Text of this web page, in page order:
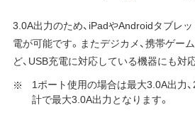
3.0A出力のため、iPadやAndroidタブレ
電が可能です。またデジカメ、携帯ゲー
ど、USB充電に対応している機器にも対
1ポート使用の場合は最大3.0A出力
計で最大3.0A出力となります。